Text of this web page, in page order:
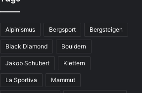
Alpinismus Bergsport Bergsteigen
Black Diamond Bouldern
Jakob Schubert Klettern
La Sportiva Mammut